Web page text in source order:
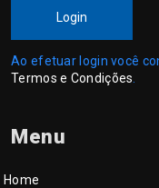
Login
Ao efetuar login você
Termos e Condições
Menu
Home